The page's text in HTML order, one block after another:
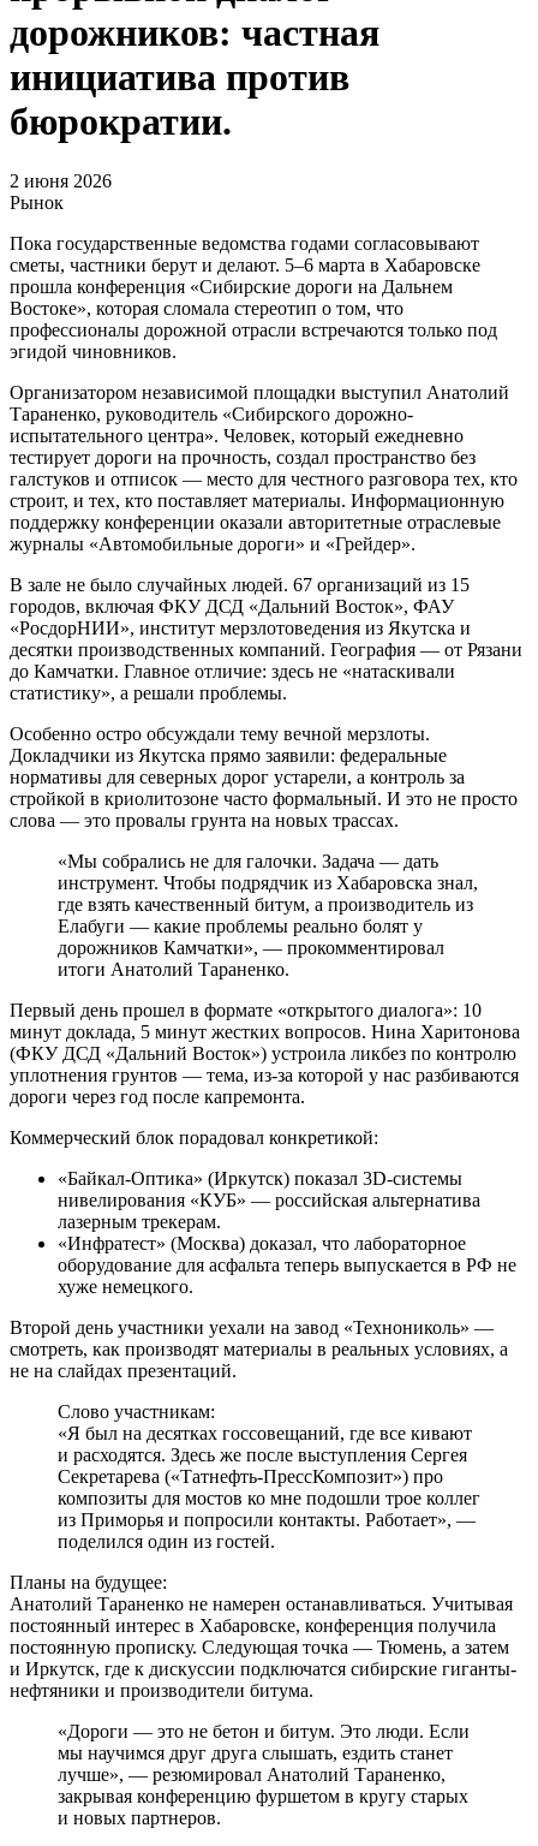
дорожников: частная
инициатива против
бюрократии.
2 июня 2026
Рынок
Пока государственные ведомства годами согласовывают
сметы, частники берут и делают. 5–6 марта в Хабаровске
прошла конференция «Сибирские дороги на Дальнем
Востоке», которая сломала стереотип о том, что
профессионалы дорожной отрасли встречаются только под
эгидой чиновников.
Организатором независимой площадки выступил Анатолий
Тараненко, руководитель «Сибирского дорожно-
испытательного центра». Человек, который ежедневно
тестирует дороги на прочность, создал пространство без
галстуков и отписок — место для честного разговора тех, кто
строит, и тех, кто поставляет материалы. Информационную
поддержку конференции оказали авторитетные отраслевые
журналы «Автомобильные дороги» и «Грейдер».
В зале не было случайных людей. 67 организаций из 15
городов, включая ФКУ ДСД «Дальний Восток», ФАУ
«РосдорНИИ», институт мерзлотоведения из Якутска и
десятки производственных компаний. География — от Рязани
до Камчатки. Главное отличие: здесь не «натаскивали
статистику», а решали проблемы.
Особенно остро обсуждали тему вечной мерзлоты.
Докладчики из Якутска прямо заявили: федеральные
нормативы для северных дорог устарели, а контроль за
стройкой в криолитозоне часто формальный. И это не просто
слова — это провалы грунта на новых трассах.
«Мы собрались не для галочки. Задача — дать
инструмент. Чтобы подрядчик из Хабаровска знал,
где взять качественный битум, а производитель из
Елабуги — какие проблемы реально болят у
дорожников Камчатки», — прокомментировал
итоги Анатолий Тараненко.
Первый день прошел в формате «открытого диалога»: 10
минут доклада, 5 минут жестких вопросов. Нина Харитонова
(ФКУ ДСД «Дальний Восток») устроила ликбез по контролю
уплотнения грунтов — тема, из-за которой у нас разбиваются
дороги через год после капремонта.
Коммерческий блок порадовал конкретикой:
«Байкал-Оптика» (Иркутск) показал 3D-системы
нивелирования «КУБ» — российская альтернатива
лазерным трекерам.
«Инфратест» (Москва) доказал, что лабораторное
оборудование для асфальта теперь выпускается в РФ не
хуже немецкого.
Второй день участники уехали на завод «Технониколь» —
смотреть, как производят материалы в реальных условиях, а
не на слайдах презентаций.
Слово участникам:
«Я был на десятках госсовещаний, где все кивают
и расходятся. Здесь же после выступления Сергея
Секретарева («Татнефть-ПрессКомпозит») про
композиты для мостов ко мне подошли трое коллег
из Приморья и попросили контакты. Работает», —
поделился один из гостей.
Планы на будущее:
Анатолий Тараненко не намерен останавливаться. Учитывая
постоянный интерес в Хабаровске, конференция получила
постоянную прописку. Следующая точка — Тюмень, а затем
и Иркутск, где к дискуссии подключатся сибирские гиганты-
нефтяники и производители битума.
«Дороги — это не бетон и битум. Это люди. Если
мы научимся друг друга слышать, ездить станет
лучше», — резюмировал Анатолий Тараненко,
закрывая конференцию фуршетом в кругу старых
и новых партнеров.